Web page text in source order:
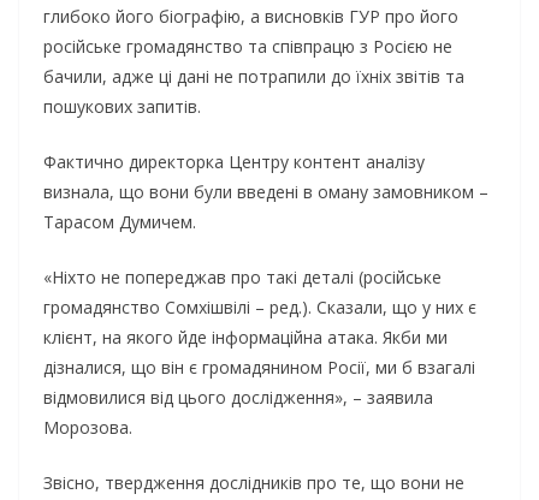
глибоко його біографію, а висновків ГУР про його
російське громадянство та співпрацю з Росією не
бачили, адже ці дані не потрапили до їхніх звітів та
пошукових запитів.
Фактично директорка Центру контент аналізу
визнала, що вони були введені в оману замовником –
Тарасом Думичем.
«Ніхто не попереджав про такі деталі (російське
громадянство Сомхішвілі – ред.). Сказали, що у них є
клієнт, на якого йде інформаційна атака. Якби ми
дізналися, що він є громадянином Росії, ми б взагалі
відмовилися від цього дослідження», – заявила
Морозова.
Звісно, твердження дослідників про те, що вони не